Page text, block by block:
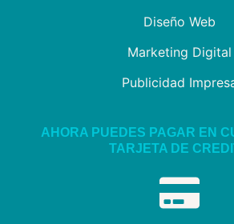
Diseño Web
Marketing Digital
Publicidad
AHORA PUEDES PAGAR EN
TARJETA DE